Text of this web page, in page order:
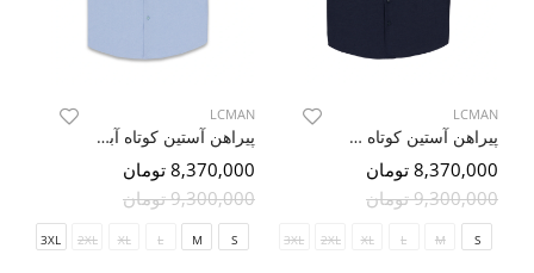
LCMAN
پیراهن آستین کوتاه سرمه ای ال سی من 26
8,370,000 تومان
9,300,000 تومان
S
M
L
XL
2XL
3XL
LCMAN
پیراهن آستین کوتاه آبی ال سی من 26
8,370,000 تومان
9,300,000 تومان
S
M
L
XL
2XL
3XL